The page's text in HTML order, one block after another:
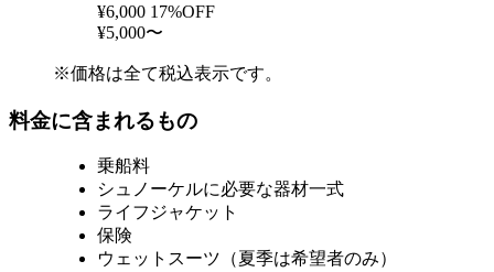
¥6,000 17%OFF
¥5,000〜
※価格は全て税込表示です。
料金に含まれるもの
乗船料
シュノーケルに必要な器材一式
ライフジャケット
保険
ウェットスーツ（夏季は希望者のみ）